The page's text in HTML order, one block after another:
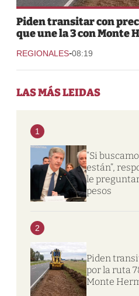
Piden transitar con
que une la 3 con Monte
REGIONALES-08:19
LAS MÁS LEIDAS
1
“Si
están”,
le
pesos
2
Piden
por la ruta
Monte